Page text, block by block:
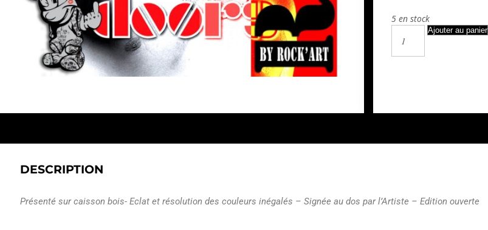
5 en stock
Ajouter au panier
DESCRIPTION
Présenté sur caisson bois- Eclat et résolution des couleurs inégalés – Signée au dos par l’Artiste – Edition ouverte